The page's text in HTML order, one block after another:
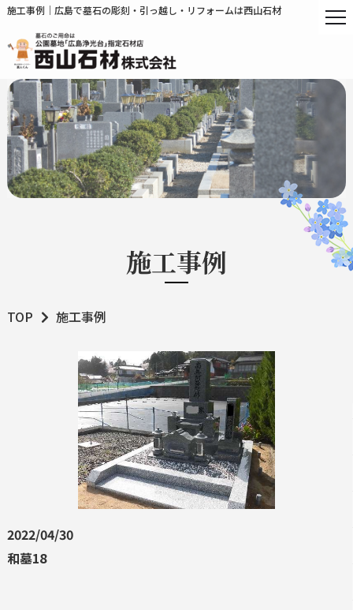
施工事例｜広島で墓石の彫刻・引っ越し・リフォームは西山石材
施工事例
TOP 施工事例
2022/04/30
和墓18